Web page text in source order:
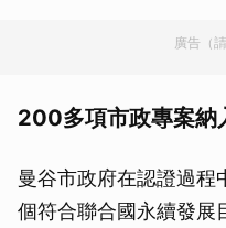
廣告（
200多項市政專案納
曼谷市政府在認證過
個符合聯合國永續發展